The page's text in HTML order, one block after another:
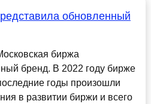
обновленный
биржа
бренд. В 2022 году бирже
годы произошли
в развитии биржи и всего